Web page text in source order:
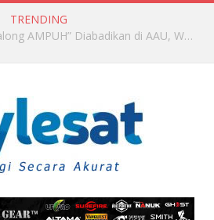
TRENDING
TNI AU dan RSAF Gelar Pertukaran Perwira Muda untuk Perkuat Kerja Sama Bilateral